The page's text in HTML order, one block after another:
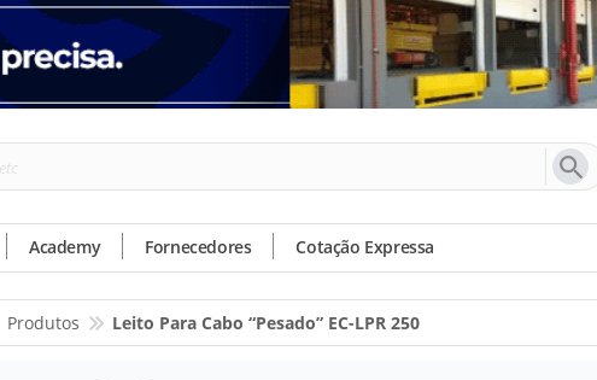
Academy Fornecedores Cotação Expressa
Produtos Leito Para Cabo “pesado” EC-LPR 250